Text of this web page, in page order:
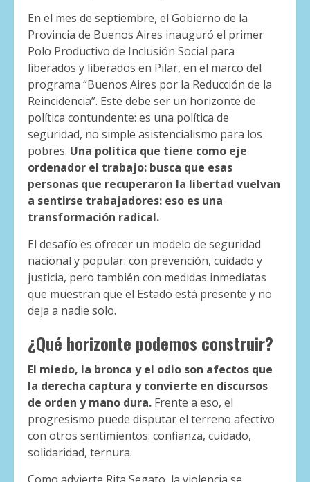
En el mes de septiembre, el Gobierno de la
Provincia de Buenos Aires inauguró el primer
Polo Productivo de Inclusión Social para
liberados y liberados en Pilar, en el marco del
programa “Buenos Aires por la Reducción de la
Reincidencia”. Este debe ser un horizonte de
política contundente: es una política de
seguridad, no simple asistencialismo para los
pobres. Una política que tiene como eje
ordenador el trabajo: busca que esas
personas que recuperaron la libertad vuelvan
a sentirse trabajadores: eso es una
transformación radical.
El desafío es ofrecer un modelo de seguridad
nacional y popular: con prevención, cuidado y
justicia, pero también con medidas inmediatas
que muestran que el Estado está presente y no
deja a nadie solo.
¿Qué horizonte podemos construir?
El miedo, la bronca y el odio son afectos que
la derecha captura y convierte en discursos
de orden y mano dura. Frente a eso, el
progresismo puede disputar el terreno afectivo
con otros sentimientos: confianza, cuidado,
solidaridad, ternura.